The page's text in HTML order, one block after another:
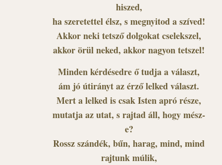
hiszed,
ha szeretettel élsz, s megnyitod a szíved!
Akkor neki tetsző dolgokat cselekszel,
akkor örül neked, akkor nagyon tetszel!
Minden kérdésedre ő tudja a választ,
ám jó útirányt az érző lelked választ.
Mert a lelked is csak Isten apró része,
mutatja az utat, s rajtad áll, hogy mész-
e?
Rossz szándék, bűn, harag, mind, mind
rajtunk múlik,